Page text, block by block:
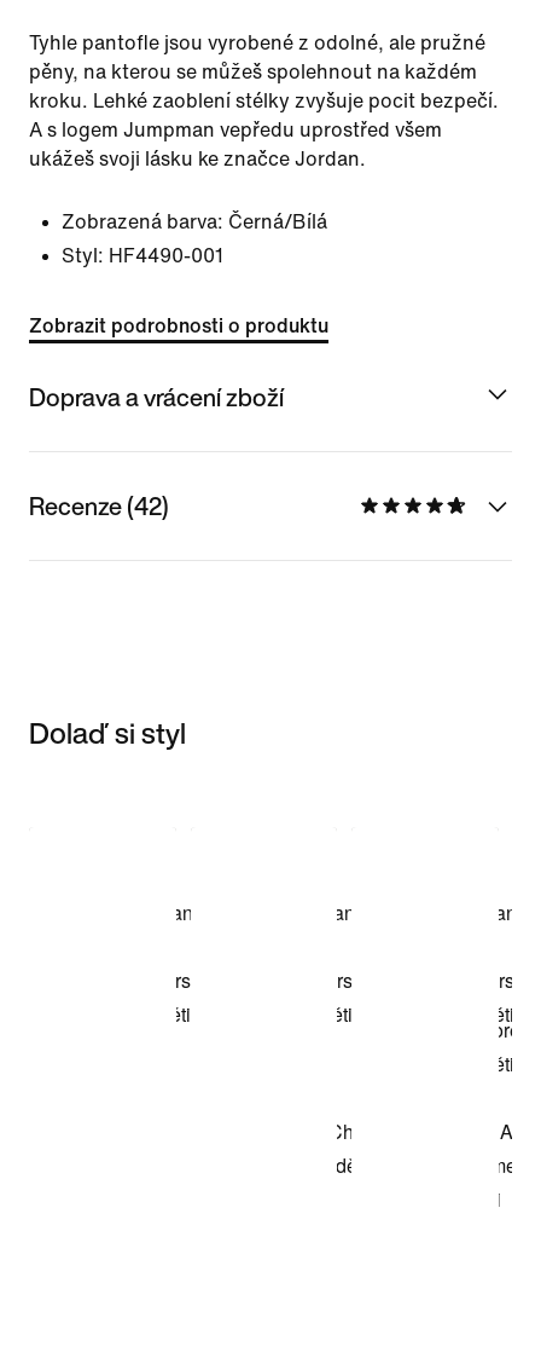
Tyhle pantofle jsou vyrobené z odolné, ale pružné
pěny, na kterou se můžeš spolehnout na každém
kroku. Lehké zaoblení stélky zvyšuje pocit bezpečí.
A s logem Jumpman vepředu uprostřed všem
ukážeš svoji lásku ke značce Jordan.
Zobrazená barva: Černá/Bílá
Styl: HF4490-001
Zobrazit podrobnosti o produktu
Doprava a vrácení zboží
Recenze (42)
Dolaď si styl